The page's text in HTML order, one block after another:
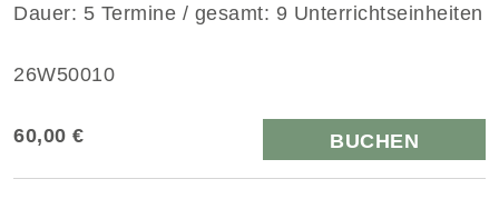
Dauer: 5 Termine / gesamt: 9 Unterrichtseinheiten
26W50010
60,00 € BUCHEN